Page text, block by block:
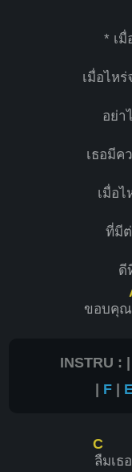
* เมื่
เมื่อไหร่
อย่า
เธอมีค
เมื่อไ
ที่มีต่
ดี
ขอบคุณ
INSTRU : |
| F|
C
ลืมเธ